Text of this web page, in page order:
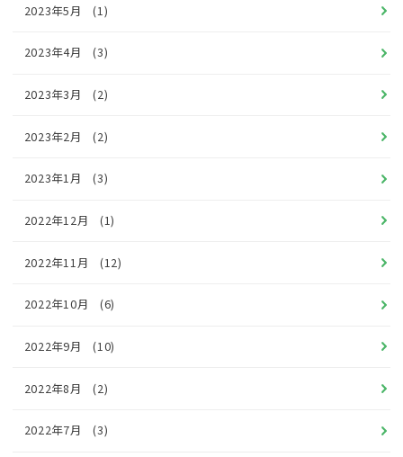
2023年5月 (1)
2023年4月 (3)
2023年3月 (2)
2023年2月 (2)
2023年1月 (3)
2022年12月 (1)
2022年11月 (12)
2022年10月 (6)
2022年9月 (10)
2022年8月 (2)
2022年7月 (3)